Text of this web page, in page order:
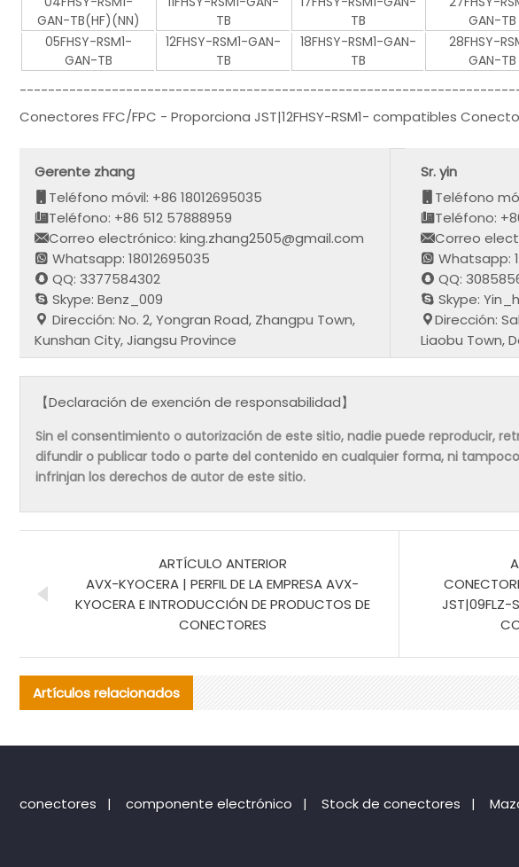
GAN-TB(HF)(NN)
TB
TB
GAN-TB
05FHSY-RSM1-
GAN-TB
12FHSY-RSM1-GAN-
TB
18FHSY-RSM1-GAN-
TB
28FHSY-
GAN-TB
Conectores FFC/FPC - Proporciona JST|12FHSY-RSM1- compatibles
Gerente zhang
Teléfono móvil: +86 18012695035
Teléfono: +86 512 57888959
Correo electrónico: king.zhang2505@gmail.com
Whatsapp: 18012695035
QQ: 3377584302
Skype: Benz_009
Dirección: No. 2, Yongran Road, Zhangpu Town,
Kunshan City, Jiangsu Province
Sr. yin
Teléfono
Teléfono:
Correo
Whatsapp:
QQ:
Skype:
Dirección:
Liaobu Town,
【Declaración de exención de responsabilidad】
Sin el consentimiento o autorización de este sitio, nadie puede reproducir,
difundir o publicar todo o parte del contenido en cualquier forma, ni
infrinjan los derechos de autor de este sitio.
ARTÍCULO ANTERIOR
AVX-KYOCERA | PERFIL DE LA EMPRESA AVX-
KYOCERA E INTRODUCCIÓN DE PRODUCTOS DE
CONECTORES
JST|09FLZ-
Artículos relacionados
conectores | componente electrónico | Stock de conectores |